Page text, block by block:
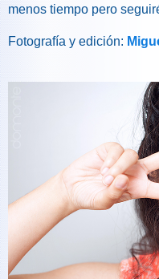
menos tiempo pero
Fotografía y edición: